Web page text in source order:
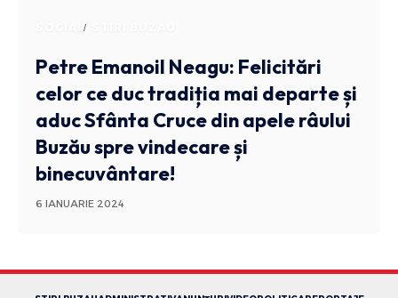
SOCIAL
Petre Emanoil Neagu: Felicitări
celor ce duc tradiția mai departe și
aduc Sfânta Cruce din apele râului
Buzău spre vindecare și
binecuvântare!
6 IANUARIE 2024